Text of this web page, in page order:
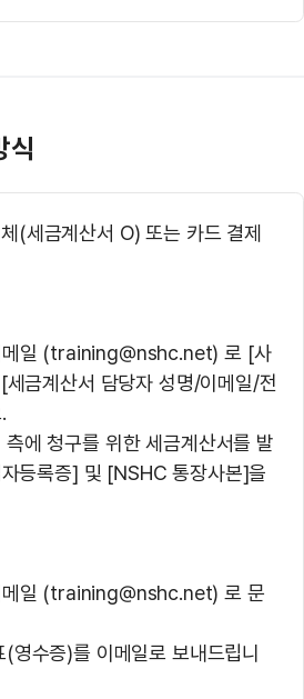
식
(세금계산서 O) 또는 카드 결제
메일 (training@nshc.net) 로 [사
금계산서 담당자 성명/이메일/전
에 청구를 위한 세금계산서를 발
등록증] 및 [NSHC 통장사본]을
메일 (training@nshc.net) 로 문
영수증)를 이메일로 보내드립니